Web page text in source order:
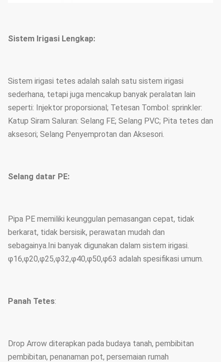
Sistem Irigasi Lengkap:
Sistem irigasi tetes adalah salah satu sistem irigasi
sederhana, tetapi juga mencakup banyak peralatan lain
seperti: Injektor proporsional; Tetesan Tombol: sprinkler:
Katup Siram Saluran: Selang FE; Selang PVC; Pita tetes dan
aksesori; Selang Penyemprotan dan Aksesori.
Selang datar PE:
Pipa PE memiliki keunggulan pemasangan cepat, tidak
berkarat, tidak bersisik, perawatan mudah dan
sebagainya.Ini banyak digunakan dalam sistem irigasi.
φ16,φ20,φ25,φ32,φ40,φ50,φ63 adalah spesifikasi umum.
Panah Tetes:
Drop Arrow diterapkan pada budaya tanah, pembibitan
pembibitan, penanaman pot, persemaian rumah